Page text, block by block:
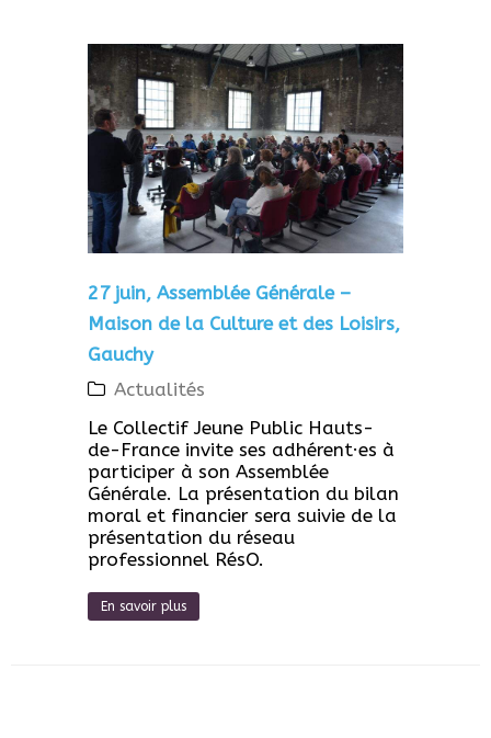
27 juin, Assemblée Générale –
Maison de la Culture et des Loisirs,
Gauchy
Actualités
Le Collectif Jeune Public Hauts-
de-France invite ses adhérent·es à
participer à son Assemblée
Générale. La présentation du bilan
moral et financier sera suivie de la
présentation du réseau
professionnel RésO.
En savoir plus